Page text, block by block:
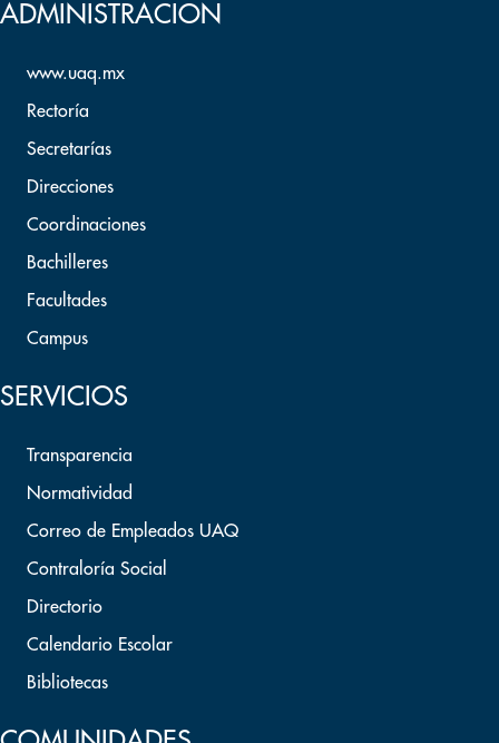
ADMINISTRACION
www.uaq.mx
Rectoría
Secretarías
Direcciones
Coordinaciones
Bachilleres
Facultades
Campus
SERVICIOS
Transparencia
Normatividad
Correo de Empleados UAQ
Contraloría Social
Directorio
Calendario Escolar
Bibliotecas